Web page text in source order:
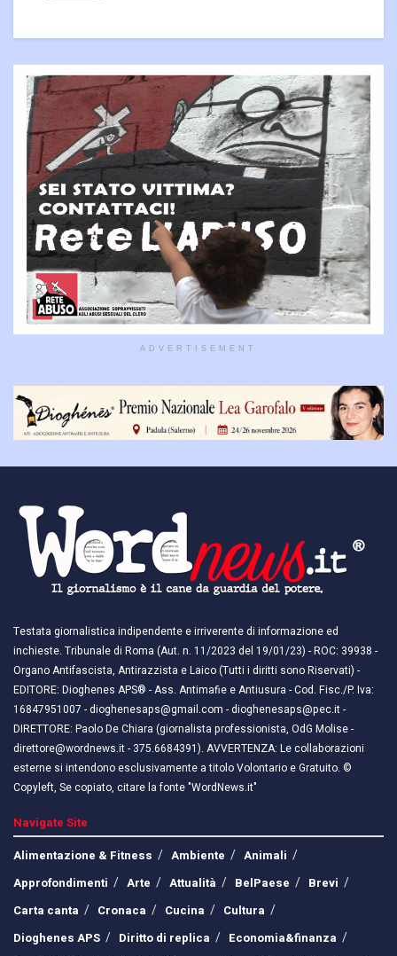
ADVERTISEMENT
Testata giornalistica indipendente e irriverente di informazione ed
inchieste. Tribunale di Roma (Aut. n. 11/2023 del 19/01/23) - ROC: 39938 -
Organo Antifascista, Antirazzista e Laico (Tutti i diritti sono Riservati) -
EDITORE: Dioghenes APS® - Ass. Antimafie e Antiusura - Cod. Fisc./P. Iva:
16847951007 - dioghenesaps@gmail.com - dioghenesaps@pec.it - ​​
DIRETTORE: Paolo De Chiara (giornalista professionista, OdG Molise -
direttore@wordnews.it - ​​375.6684391). AVVERTENZA: Le collaborazioni
esterne si intendono esclusivamente a titolo Volontario e Gratuito. ©
Copyleft, Se copiato, citare la fonte "WordNews.it"
Navigate Site
Alimentazione & Fitness
Ambiente
Animali
Approfondimenti
Arte Attualità BelPaese
Brevi
Carta canta
Cronaca Cucina
Cultura
Dioghenes APS
Diritto di replica
Economia&finanza